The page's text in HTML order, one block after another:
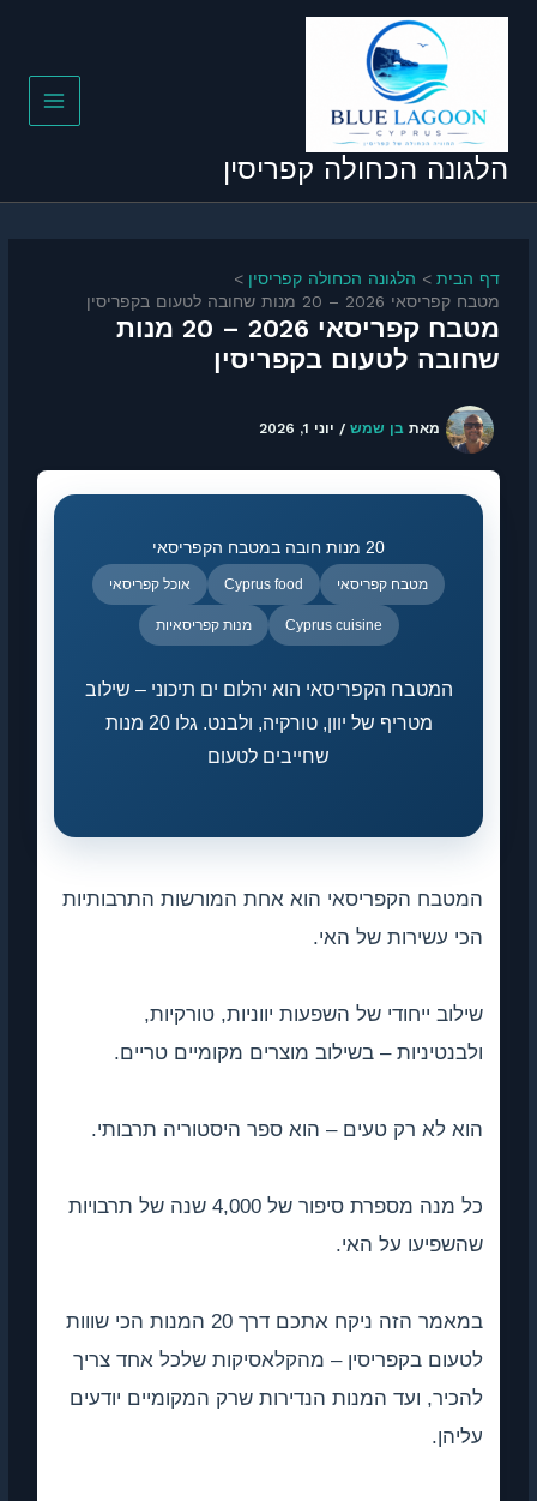
הלגונה הכחולה קפריסין
דף הבית
הלגונה הכחולה קפריסין
מטבח קפריסאי 2026 – 20 מנות שחובה לטעום בקפריסין
מטבח קפריסאי 2026 – 20 מנות
שחובה לטעום בקפריסין
מאתבן שמש/ יוני 1, 2026
20 מנות חובה במטבח הקפריסאי
מטבח קפריסאי Cyprus food אוכל קפריסאי
Cyprus cuisine מנות קפריסאיות
המטבח הקפריסאי הוא יהלום ים תיכוני – שילוב
מטריף של יוון, טורקיה, ולבנט. גלו 20 מנות
שחייבים לטעום
המטבח הקפריסאי הוא אחת המורשות התרבותיות
הכי עשירות של האי.
שילוב ייחודי של השפעות יווניות, טורקיות,
ולבנטיניות – בשילוב מוצרים מקומיים טריים.
הוא לא רק טעים – הוא ספר היסטוריה תרבותי.
כל מנה מספרת סיפור של 4,000 שנה של תרבויות
שהשפיעו על האי.
במאמר הזה ניקח אתכם דרך 20 המנות הכי שווות
לטעום בקפריסין – מהקלאסיקות שלכל אחד צריך
להכיר, ועד המנות הנדירות שרק המקומיים יודעים
עליהן.